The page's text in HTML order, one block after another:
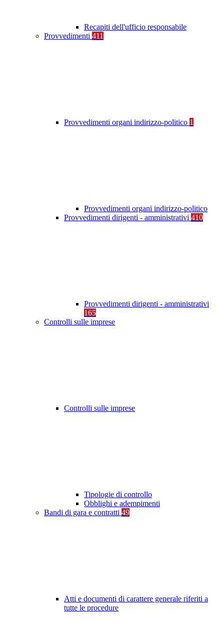
Recapiti dell'ufficio responsabile
Provvedimenti 411
Provvedimenti organi indirizzo-politico 1
Provvedimenti organi indirizzo-politico
Provvedimenti dirigenti - amministrativi 410
Provvedimenti dirigenti - amministrativi
165
Controlli sulle imprese
Controlli sulle imprese
Tipologie di controllo
Obblighi e adempimenti
Bandi di gara e contratti 49
Atti e documenti di carattere generale riferiti a
tutte le procedure